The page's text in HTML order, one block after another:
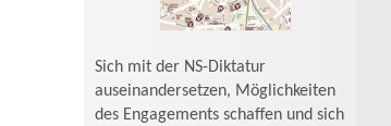
Sich mit der NS-Diktatur
auseinandersetzen, Möglichkeiten
des Engagements schaffen und sich